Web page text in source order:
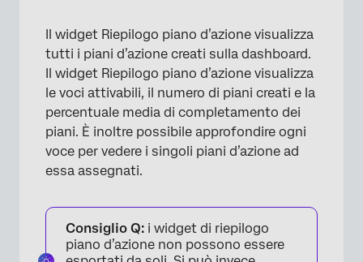
Il widget Riepilogo piano d’azione visualizza
tutti i piani d’azione creati sulla dashboard.
Il widget Riepilogo piano d’azione visualizza
le voci attivabili, il numero di piani creati e la
percentuale media di completamento dei
piani. È inoltre possibile approfondire ogni
voce per vedere i singoli piani d’azione ad
essa assegnati.
Consiglio Q: i widget di riepilogo
piano d’azione non possono essere